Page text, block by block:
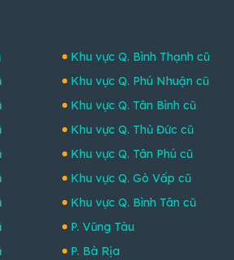
Khu vực Q. Bình Thạnh cũ
Khu vực Q. Phú Nhuận cũ
Khu vực Q. Tân Bình cũ
Khu vực Q. Thủ Đức cũ
Khu vực Q. Tân Phú cũ
Khu vực Q. Gò Vấp cũ
Khu vực Q. Bình Tân cũ
P. Vũng Tàu
P. Bà Rịa